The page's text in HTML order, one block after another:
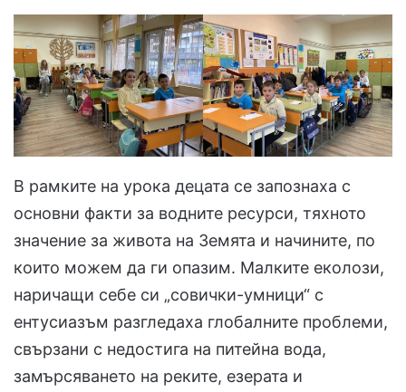
В рамките на урока децата се запознаха с
основни факти за водните ресурси, тяхното
значение за живота на Земята и начините, по
които можем да ги опазим. Малките еколози,
наричащи себе си „совички-умници“ с
ентусиазъм разгледаха глобалните проблеми,
свързани с недостига на питейна вода,
замърсяването на реките, езерата и